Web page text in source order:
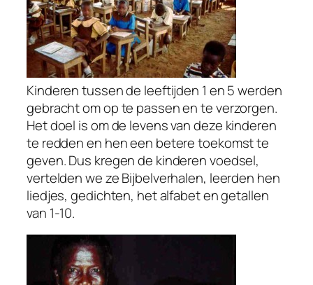
Kinderen tussen de leeftijden 1 en 5 werden
gebracht om op te passen en te verzorgen.
Het doel is om de levens van deze kinderen
te redden en hen een betere toekomst te
geven. Dus kregen de kinderen voedsel,
vertelden we ze Bijbelverhalen, leerden hen
liedjes, gedichten, het alfabet en getallen
van 1-10.